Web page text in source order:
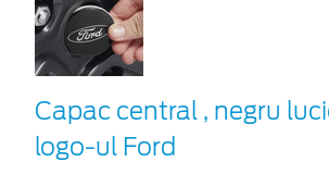
Capac central , negru
logo-ul Ford